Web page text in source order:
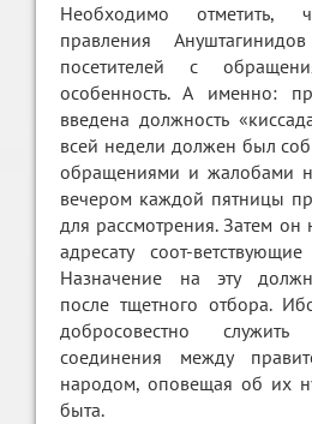
Необходимо отметить,
правления
посетителей с
особенность. А именно:
введена должность
всей недели должен был
обращениями и жалобами
вечером каждой пятницы
для рассмотрения. Затем
адресату соот-
Назначение на эту
после тщетного отбора.
добросовестно
соединения между
народом, оповещая об их
быта.